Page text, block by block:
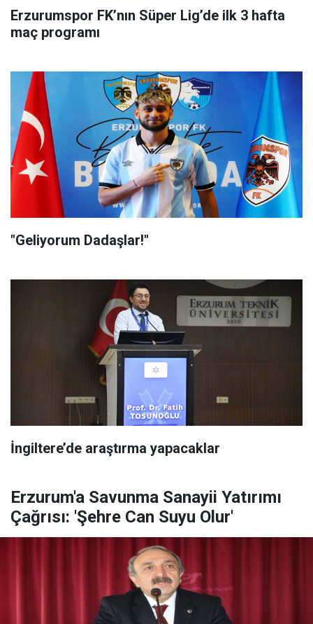
Erzurumspor FK’nın Süper Lig’de ilk 3 hafta
maç programı
"Geliyorum Dadaşlar!"
İngiltere’de araştırma yapacaklar
Erzurum'a Savunma Sanayii Yatırımı
Çağrısı: 'Şehre Can Suyu Olur'